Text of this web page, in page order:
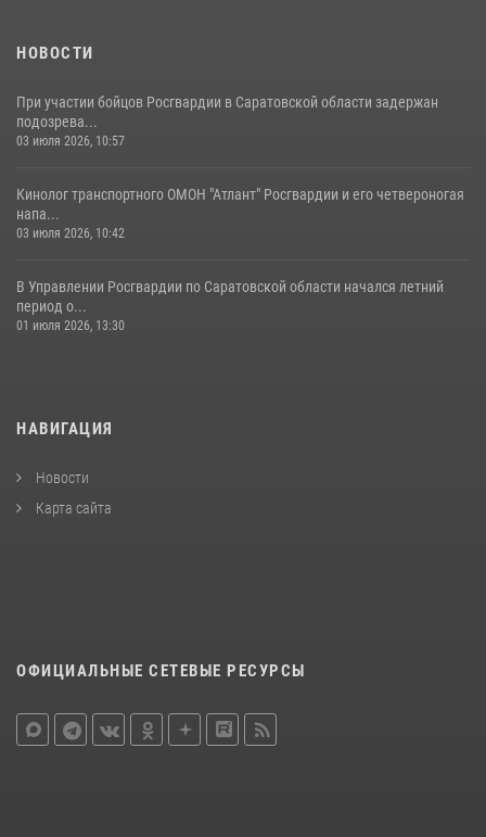
07 августа 2026, 11:35
НОВОСТИ
При участии бойцов Росгвардии в Саратовской области задержан
подозрева...
03 июля 2026, 10:57
Кинолог транспортного ОМОН "Атлант" Росгвардии и его четвероногая
напа...
03 июля 2026, 10:42
В Управлении Росгвардии по Саратовской области начался летний
период о...
01 июля 2026, 13:30
НАВИГАЦИЯ
Новости
Карта сайта
ОФИЦИАЛЬНЫЕ СЕТЕВЫЕ РЕСУРСЫ